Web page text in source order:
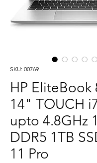
SKU: 00769
HP EliteBook
14" TOUCH
upto 4.8GHz
DDR5 1TB
11 Pro